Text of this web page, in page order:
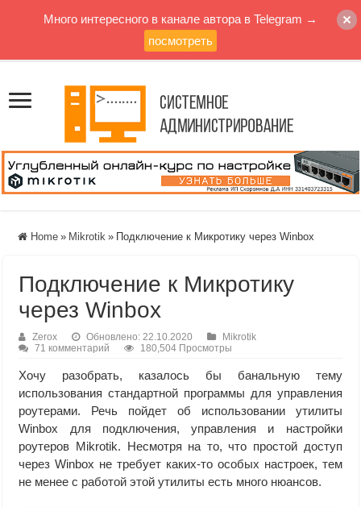
Home » Mikrotik » Подключение к Микротику через Winbox
Подключение к Микротику
через Winbox
Zerox Обновлено: 22.10.2020
Mikrotik
71 комментарий
180,504 Просмотры
Хочу разобрать, казалось бы банальную тему
использования стандартной программы для управления
роутерами. Речь пойдет об использовании утилиты
Winbox для подключения, управления и настройки
роутеров Mikrotik. Несмотря на то, что простой доступ
через Winbox не требует каких-то особых настроек, тем
не менее с работой этой утилиты есть много нюансов.
Много интересного в канале автора в Telegram →
посмотреть